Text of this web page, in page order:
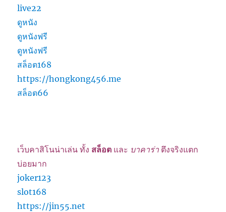
live22
ดูหนัง
ดูหนังฟรี
ดูหนังฟรี
สล็อต168
https://hongkong456.me
สล็อต66
เว็บคาสิโนน่าเล่น ทั้ง สล็อต และ บาคาร่า ตึงจริงแตก
บ่อยมาก
joker123
slot168
https://jin55.net